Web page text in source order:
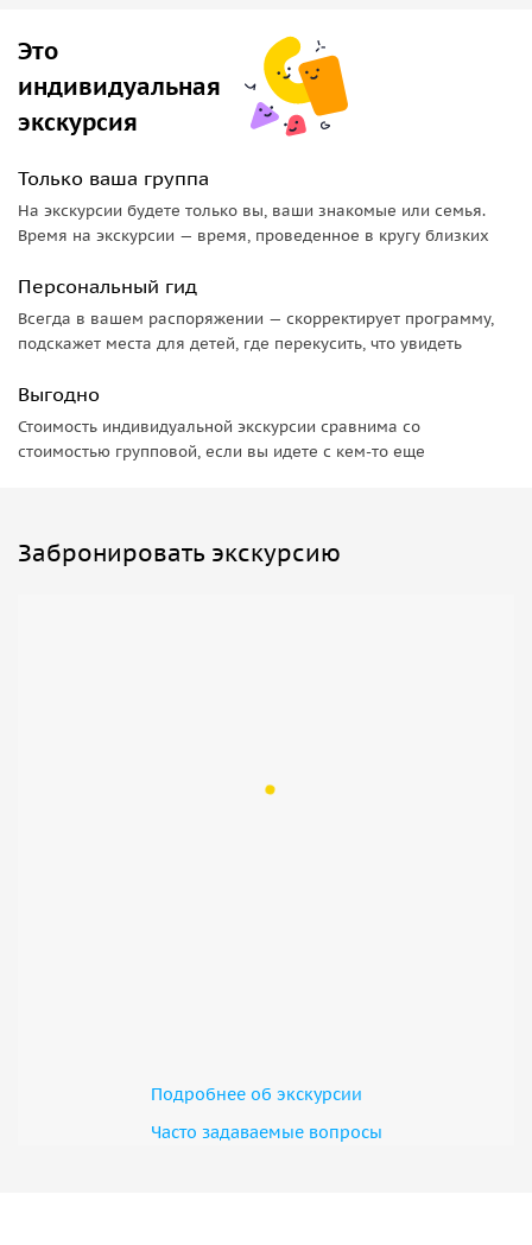
Это
индивидуальная
экскурсия
Только ваша группа
На экскурсии будете только вы, ваши знакомые или семья.
Время на экскурсии — время, проведенное в кругу близких
Персональный гид
Всегда в вашем распоряжении — скорректирует программу,
подскажет места для детей, где перекусить, что увидеть
Выгодно
Стоимость индивидуальной экскурсии сравнима со
стоимостью групповой, если вы идете с кем-то еще
Забронировать экскурсию
Подробнее об экскурсии
Часто задаваемые вопросы